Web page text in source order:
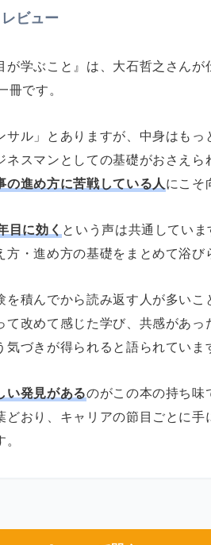
ビュー
が学ぶこと』は、大石哲之さん
です。
サル」とありますが、中身はも
ネスマンとしての基礎がおさえら
の進め方に苦戦している人にこそ
目に効く という声は共通してい
方・進め方の基礎をまとめて浴び
を積んでから読み返す人が多い
て改めて感じた学び、共感があ
気づきが得られると語られていま
い発見があるのがこの本の持ち味
どおり、キャリアの節目ごとに